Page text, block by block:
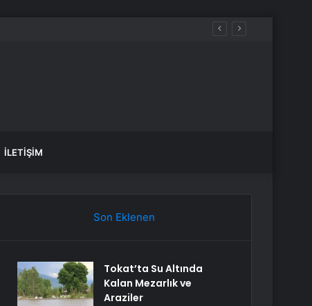
İLETIŞIM
Son Eklenen
Tokat’ta Su Altında
Kalan Mezarlık ve
Araziler